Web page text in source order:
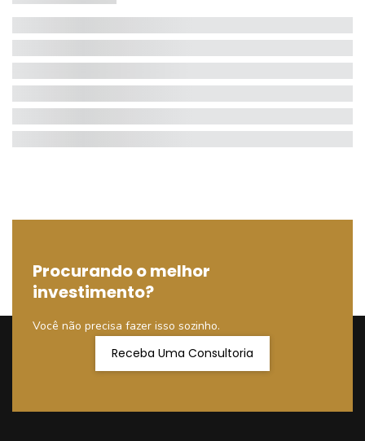
Procurando o melhor
investimento?
Você não precisa fazer isso sozinho.
Receba Uma Consultoria